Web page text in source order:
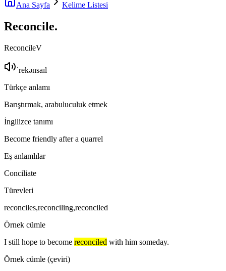
Ana Sayfa Kelime Listesi
Reconcile.
ReconcileV
ˈrekənsaɪl
Türkçe anlamı
Barıştırmak, arabuluculuk etmek
İngilizce tanımı
Become friendly after a quarrel
Eş anlamlılar
Conciliate
Türevleri
reconciles,reconciling,reconciled
Örnek cümle
I still hope to become reconciled with him someday.
Örnek cümle (çeviri)